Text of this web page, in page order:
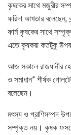
কৃষকের সাথে মজুরীর
ফরিদা আখতার বলেছেন,
ফার্ম কৃষকের সাথে
এতে কৃষকরা কতটুকু
আজ সকালে রাজধানীর
ও সমাধান” শীর্ষক
বলেছেন।
মৎস্য ও প্রাণিসম্পদ
সম্পৃক্ত নয়। কৃষক ফসলের